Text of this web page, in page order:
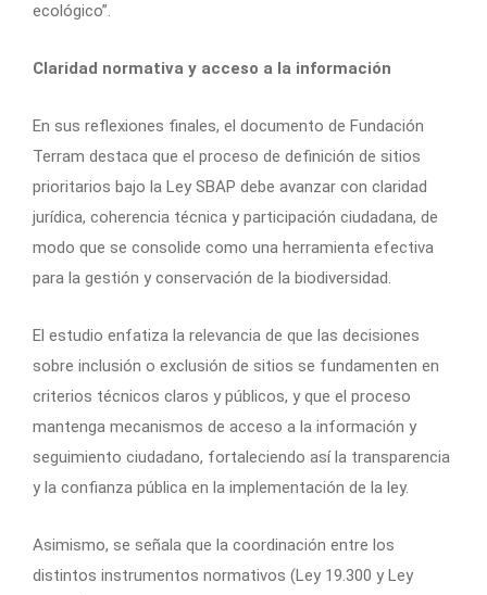
ecológico”.
Claridad normativa y acceso a la información
En sus reflexiones finales, el documento de Fundación
Terram destaca que el proceso de definición de sitios
prioritarios bajo la Ley SBAP debe avanzar con claridad
jurídica, coherencia técnica y participación ciudadana, de
modo que se consolide como una herramienta efectiva
para la gestión y conservación de la biodiversidad.
El estudio enfatiza la relevancia de que las decisiones
sobre inclusión o exclusión de sitios se fundamenten en
criterios técnicos claros y públicos, y que el proceso
mantenga mecanismos de acceso a la información y
seguimiento ciudadano, fortaleciendo así la transparencia
y la confianza pública en la implementación de la ley.
Asimismo, se señala que la coordinación entre los
distintos instrumentos normativos (Ley 19.300 y Ley